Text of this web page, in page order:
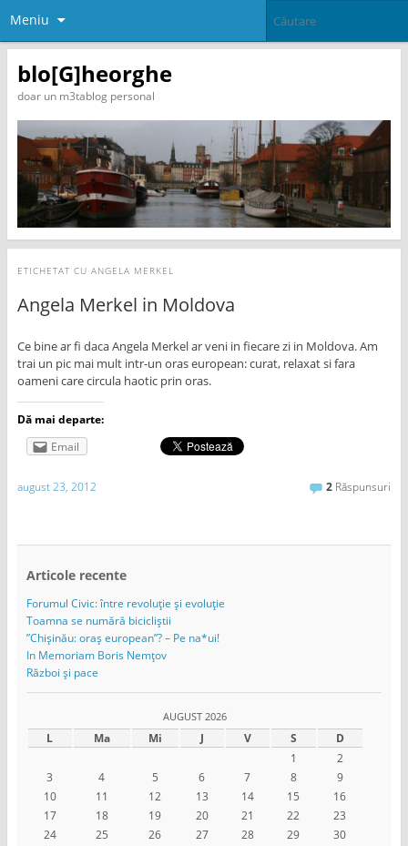
Meniu
blo[G]heorghe
doar un m3tablog personal
ETICHETAT CU ANGELA MERKEL
Angela Merkel in Moldova
Ce bine ar fi daca Angela Merkel ar veni in fiecare zi in Moldova. Am
trai un pic mai mult intr-un oras european: curat, relaxat si fara
oameni care circula haotic prin oras.
Dă mai departe:
Email
august 23, 2012 2 Răspunsuri
Articole recente
Forumul Civic: între revoluție și evoluție
Toamna se numără bicicliștii
”Chișinău: oraș european”? – Pe na*ui!
In Memoriam Boris Nemțov
Război și pace
AUGUST 2026
L Ma Mi J V S D
1
2
3
4 5 6 7 8
9
10
11 12 13 14 15
16
17
18 19 20 21 22
23
24
25 26 27 28 29
30